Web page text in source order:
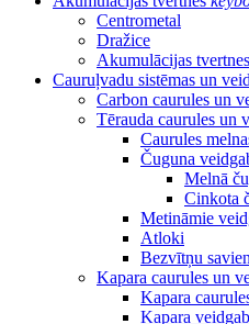
Centrometal
Dražice
Akumulācijas
Cauruļvadu sistēmas un
Carbon caurules un
Tērauda caurules un
Caurules
Čuguna
Melnā
Cinkota
Metināmie
Atloki
Bezvītņu
Kapara caurules un
Kapara
Kapara